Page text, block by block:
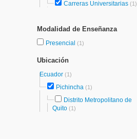
Carreras Universitarias (1)
Modalidad de Enseñanza
Presencial (1)
Ubicación
Ecuador (1)
Pichincha (1)
Distrito Metropolitano de
Quito (1)